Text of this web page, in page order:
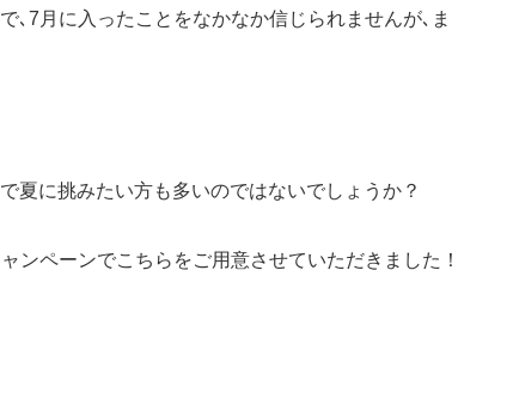
､7月に入ったことをなかなか信じられませんが､ま
夏に挑みたい方も多いのではないでしょうか？
ンペーンでこちらをご用意させていただきました！